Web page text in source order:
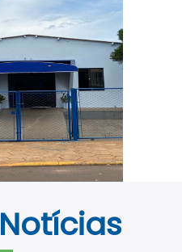
Notícias